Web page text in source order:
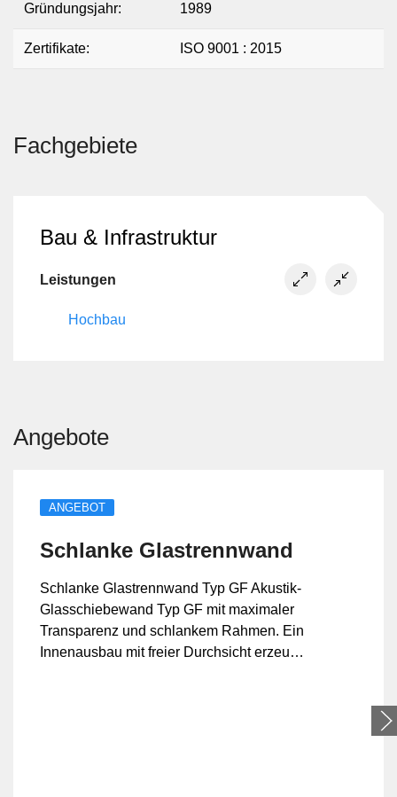
Gründungsjahr: 1989
Zertifikate: ISO 9001 : 2015
Fachgebiete
Bau & Infrastruktur
Leistungen
Hochbau
Angebote
ANGEBOT
Schlanke Glastrennwand
Schlanke Glastrennwand Typ GF Akustik-
Glasschiebewand Typ GF mit maximaler
Transparenz und schlankem Rahmen. Ein
Innenausbau mit freier Durchsicht erzeugt